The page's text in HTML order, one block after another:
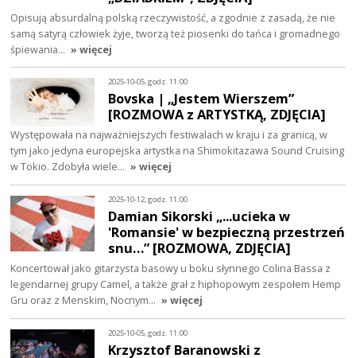
Opisują absurdalną polską rzeczywistość, a zgodnie z zasadą, że nie
samą satyrą człowiek żyje, tworzą też piosenki do tańca i gromadnego
śpiewania… » więcej
2025-10-05, godz. 11:00
Bovska | „Jestem Wierszem”
[ROZMOWA z ARTYSTKĄ, ZDJĘCIA]
Występowała na najważniejszych festiwalach w kraju i za granicą, w
tym jako jedyna europejska artystka na Shimokitazawa Sound Cruising
w Tokio. Zdobyła wiele… » więcej
2025-10-12, godz. 11:00
Damian Sikorski „...ucieka w
'Romansie' w bezpieczną przestrzeń
snu…” [ROZMOWA, ZDJĘCIA]
Koncertował jako gitarzysta basowy u boku słynnego Colina Bassa z
legendarnej grupy Camel, a także grał z hiphopowym zespołem Hemp
Gru oraz z Menskim, Nocnym… » więcej
2025-10-05, godz. 11:00
Krzysztof Baranowski z